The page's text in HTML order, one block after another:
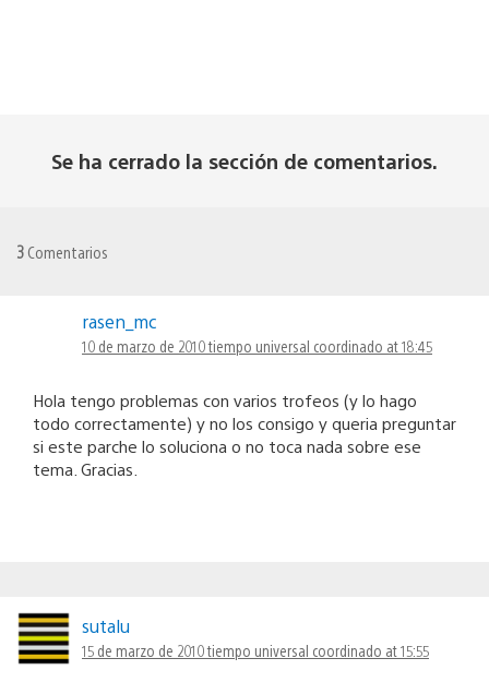
Se ha cerrado la sección de comentarios.
3 Comentarios
rasen_mc
10 de marzo de 2010 tiempo universal coordinado at 18:45
Hola tengo problemas con varios trofeos (y lo hago
todo correctamente) y no los consigo y queria preguntar
si este parche lo soluciona o no toca nada sobre ese
tema. Gracias.
sutalu
15 de marzo de 2010 tiempo universal coordinado at 15:55